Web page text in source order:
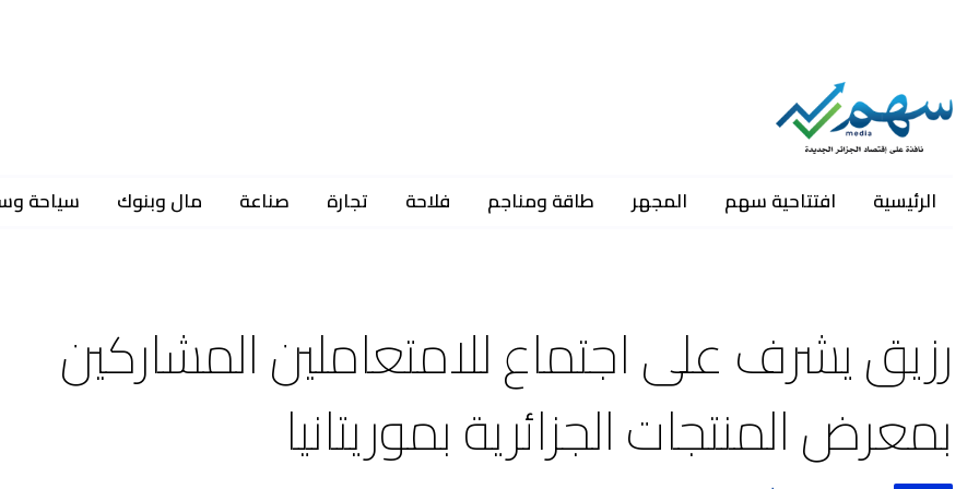
الرئيسية افتتاحية سهم المجهر طاقة ومناجم فلاحة تجارة صناعة مال وبنوك سياحة
رزيق يشرف على اجتماع للامتعاملين المشاركين
بمعرض المنتجات الجزائرية بموريتانيا